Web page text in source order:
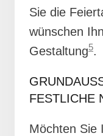
Sie die
wünschen
Gestaltung5.
FESTLICHE
Möchten Sie